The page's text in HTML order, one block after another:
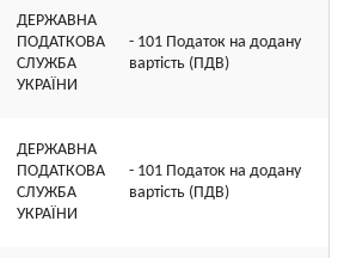
ДЕРЖАВНА
ПОДАТКОВА
СЛУЖБА
УКРАЇНИ
- 101 Податок на додану
вартість (ПДВ)
ДЕРЖАВНА
ПОДАТКОВА
СЛУЖБА
УКРАЇНИ
- 101 Податок на додану
вартість (ПДВ)